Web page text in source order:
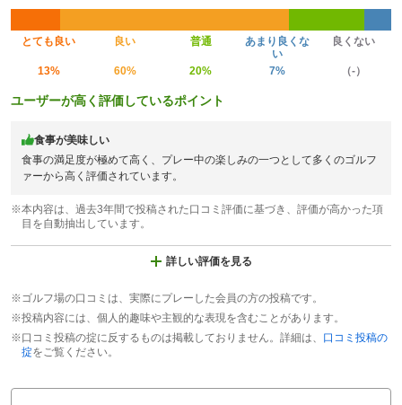
とても良い 良い 普通
あまり良くな
い
良くない
13% 60% 20% 7% （-）
ユーザーが高く評価しているポイント
食事が美味しい
食事の満足度が極めて高く、プレー中の楽しみの一つとして多くのゴルフ
ァーから高く評価されています。
※本内容は、過去3年間で投稿された口コミ評価に基づき、評価が高かった項
目を自動抽出しています。
詳しい評価を見る
※ゴルフ場の口コミは、実際にプレーした会員の方の投稿です。
※投稿内容には、個人的趣味や主観的な表現を含むことがあります。
※口コミ投稿の掟に反するものは掲載しておりません。詳細は、 口コミ投稿の
掟をご覧ください。